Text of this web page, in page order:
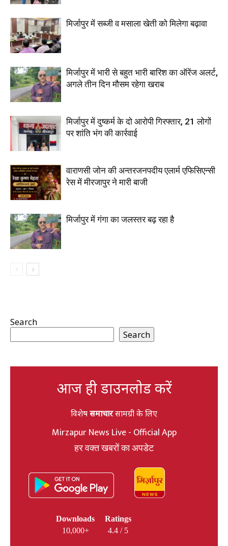
मिर्जापुर में सब्जी व मसाला खेती को मिलेगा बढ़ावा
मिर्जापुर में भारी से बहुत भारी बारिश का ऑरेंज अलर्ट,
अगले तीन दिन मौसम रहेगा खराब
मिर्जापुर में दुष्कर्म के दो आरोपी गिरफ्तार, 21 लोगों
पर शांति भंग की कार्रवाई
वाराणसी जोन की अन्तरजनपदीय एलार्म एफिसिएन्सी
रेस में मीरजापुर ने मारी बाजी
मिर्जापुर में गंगा का जलस्तर बढ़ रहा है
Search
Search
आज ही डाउनलोड करें
विशेषसमाचारसामग्री के लिए
Mirzapur News Live - Official App
हर वक्त खबरों का अपडेट
Downloads
10,000+
Ratings
4.4 / 5